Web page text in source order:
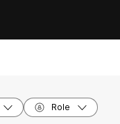
Role